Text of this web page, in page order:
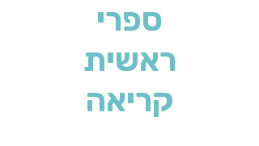
ספרי
ראשית
קריאה